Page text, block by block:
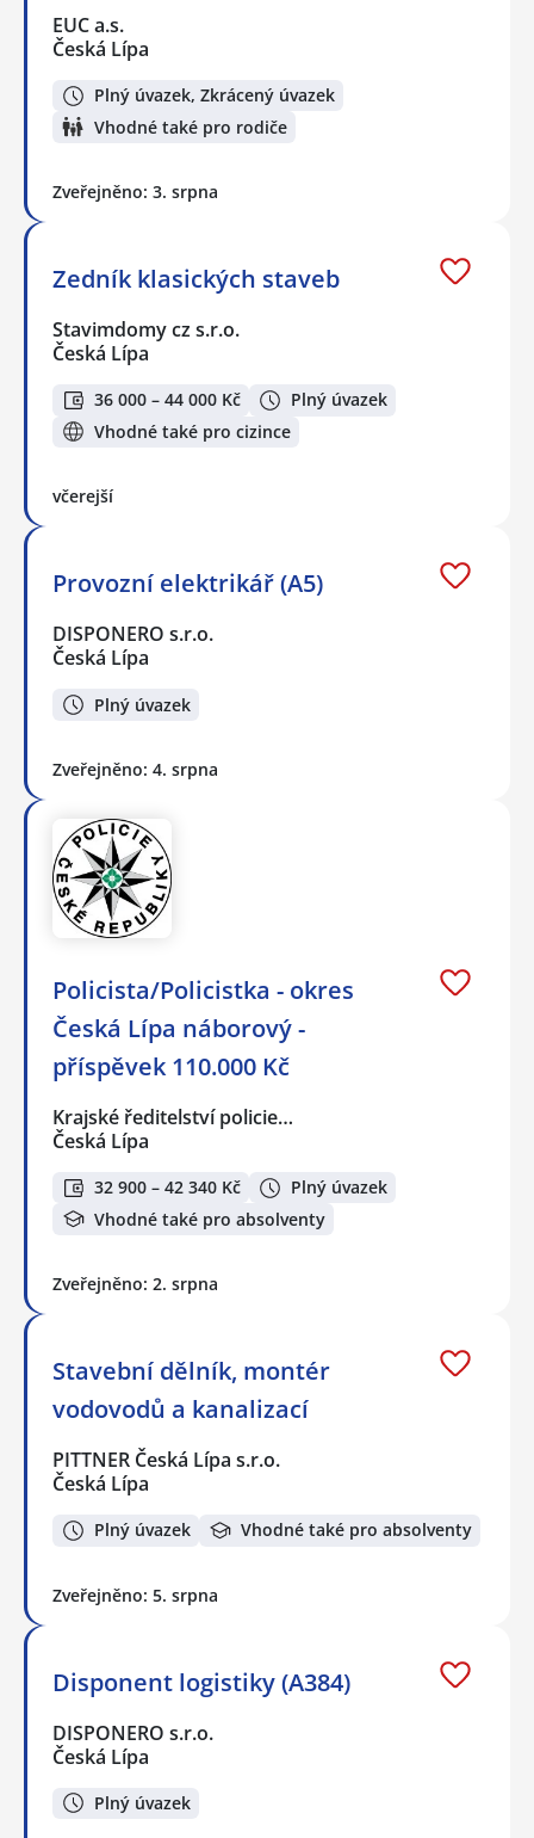
EUC a.s.
Česká Lípa
Plný úvazek, Zkrácený úvazek
Vhodné také pro rodiče
Zveřejněno: 3. srpna
Zedník klasických staveb
Stavimdomy cz s.r.o.
Česká Lípa
36 000 – 44 000 Kč
Plný úvazek
Vhodné také pro cizince
včerejší
Provozní elektrikář (A5)
DISPONERO s.r.o.
Česká Lípa
Plný úvazek
Zveřejněno: 4. srpna
Policista/Policistka - okres
Česká Lípa náborový -
příspěvek 110.000 Kč
Krajské ředitelství policie…
Česká Lípa
32 900 – 42 340 Kč
Plný úvazek
Vhodné také pro absolventy
Zveřejněno: 2. srpna
Stavební dělník, montér
vodovodů a kanalizací
PITTNER Česká Lípa s.r.o.
Česká Lípa
Plný úvazek Vhodné také pro absolventy
Zveřejněno: 5. srpna
Disponent logistiky (A384)
DISPONERO s.r.o.
Česká Lípa
Plný úvazek